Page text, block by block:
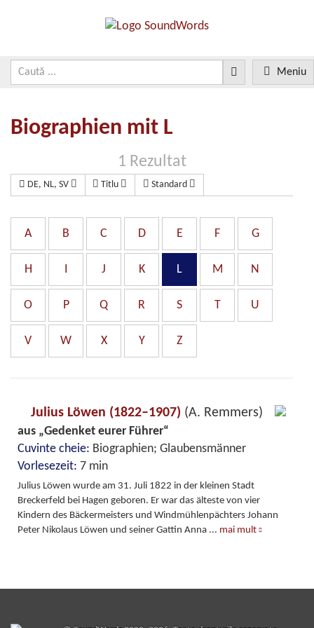
Meniu
Biographien mit L
1 Rezultat
DE, NL, SV Titlu Standard
A B C D E F G
H I J K L M N
O P Q R S T U
V W X Y Z
Julius Löwen (1822–1907) (A. Remmers)
aus „Gedenket eurer Führer“
Cuvinte cheie: Biographien; Glaubensmänner
Vorlesezeit: 7 min
Julius Löwen wurde am 31. Juli 1822 in der kleinen Stadt
Breckerfeld bei Hagen geboren. Er war das älteste von vier
Kindern des Bäckermeisters und Windmühlenpächters Johann
Peter Nikolaus Löwen und seiner Gattin Anna ... mai mult